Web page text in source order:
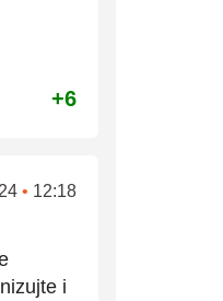
+6
• 12:18
i